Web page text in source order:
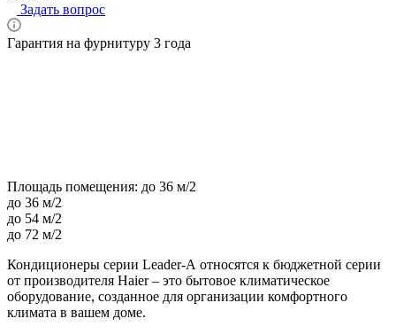
Задать вопрос
Гарантия на фурнитуру 3 года
Площадь помещения: до 36 м/2
до 36 м/2
до 54 м/2
до 72 м/2
Кондиционеры серии Leader-А относятся к бюджетной серии
от производителя Haier – это бытовое климатическое
оборудование, созданное для организации комфортного
климата в вашем доме.